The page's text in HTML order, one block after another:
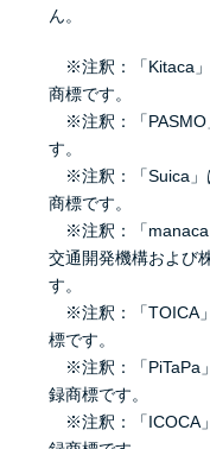
ん。
※注釈：「Kitaca」
商標です。
※注釈：「PASMO
す。
※注釈：「Suica」
商標です。
※注釈：「manaca
交通開発機構および
す。
※注釈：「TOICA
標です。
※注釈：「PiTaPa
録商標です。
※注釈：「ICOCA